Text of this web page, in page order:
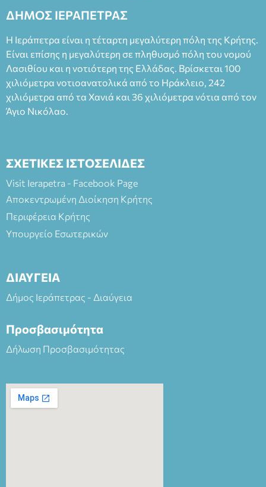
Φεδερίκο. Σκηνοθεσία: Βαγγέλης Θεοδωρόπουλος Είσοδος: :
άνω των 65 Προπώληση: Βιβλιοπωλείο Πάπυρος (Πλατεία
Πλαστήρα), E&G Mini market (Δημοκρατίας 39 Ιεράπετρα)
και στο more.com Χώρος: 3ο Γυμνάσιο Ιεράπετρας
(Είσοδος ΕΠΑ.Λ.) Έναρξη 21:15 Οργάνωση: ΚΝΩΣΟΣ
ΘΕΑΤΡΙΚΕΣ ΠΑΡΑΓΩΓΕΣ ΕΕ
ΔΗΜΟΣ ΙΕΡΑΠΕΤΡΑΣ
Η Ιεράπετρα είναι η τέταρτη μεγαλύτερη πόλη της Κρήτης.
Είναι επίσης η μεγαλύτερη σε πληθυσμό πόλη του νομού
Λασιθίου και η νοτιότερη της Ελλάδας. Βρίσκεται 100
χιλιόμετρα νοτιοανατολικά από το Ηράκλειο, 242
χιλιόμετρα από τα Χανιά και 36 χιλιόμετρα νότια από τον
Άγιο Νικόλαο.
ΣΧΕΤΙΚΕΣ ΙΣΤΟΣΕΛΙΔΕΣ
Visit Ierapetra - Facebook Page
Αποκεντρωμένη Διοίκηση Κρήτης
Περιφέρεια Κρήτης
Υπουργείο Εσωτερικών
ΔΙΑΥΓΕΙΑ
Δήμος Ιεράπετρας - Διαύγεια
Προσβασιμότητα
Δήλωση Προσβασιμότητας